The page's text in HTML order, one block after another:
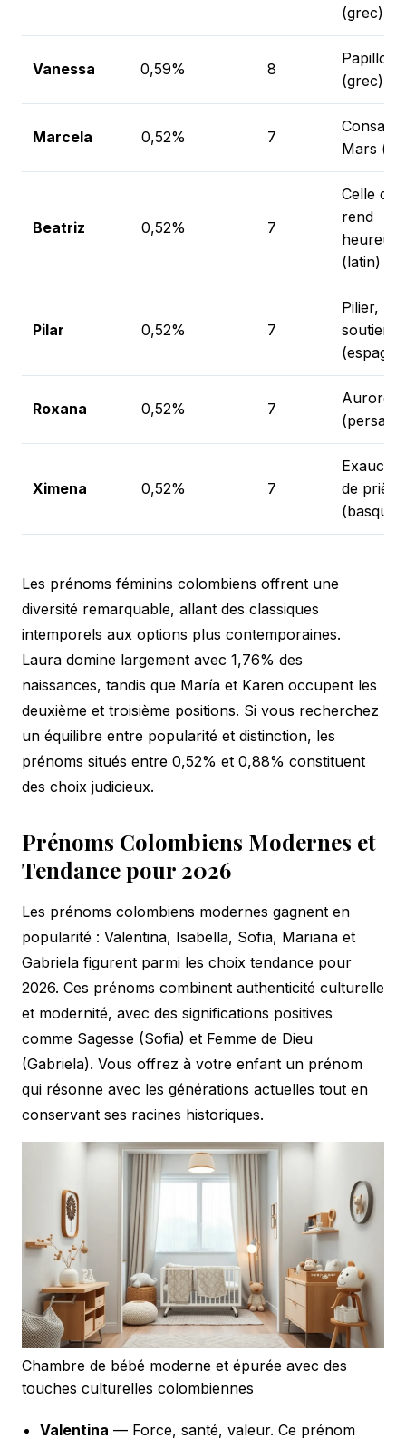
(grec)
Vanessa 0,59% 8
Papillon
(grec)
Marcela 0,52% 7
Mars
Beatriz 0,52% 7
Celle qui
rend
heureux
(latin)
Pilar 0,52% 7
Pilier,
soutien
Roxana 0,52% 7
Aurore
(persan)
Ximena 0,52% 7
de prière
(basque)
Les prénoms féminins colombiens offrent une
diversité remarquable, allant des classiques
intemporels aux options plus contemporaines.
Laura domine largement avec 1,76% des
naissances, tandis que María et Karen occupent les
deuxième et troisième positions. Si vous recherchez
un équilibre entre popularité et distinction, les
prénoms situés entre 0,52% et 0,88% constituent
des choix judicieux.
Prénoms Colombiens Modernes et
Tendance pour 2026
Les prénoms colombiens modernes gagnent en
popularité : Valentina, Isabella, Sofia, Mariana et
Gabriela figurent parmi les choix tendance pour
2026. Ces prénoms combinent authenticité culturelle
et modernité, avec des significations positives
comme Sagesse (Sofia) et Femme de Dieu
(Gabriela). Vous offrez à votre enfant un prénom
qui résonne avec les générations actuelles tout en
conservant ses racines historiques.
Chambre de bébé moderne et épurée avec des
touches culturelles colombiennes
Valentina — Force, santé, valeur. Ce prénom